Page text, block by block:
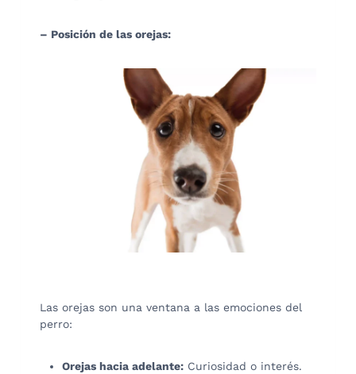
– Posición de las orejas:
Las orejas son una ventana a las emociones del
perro:
Orejas hacia adelante: Curiosidad o interés.